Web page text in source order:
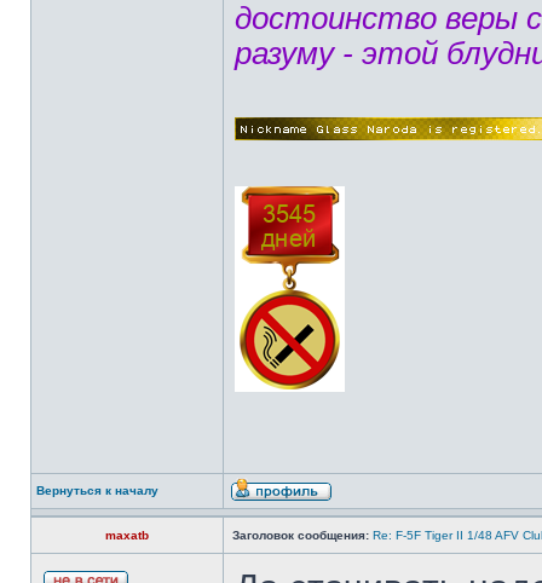
достоинство веры
разуму - этой
Вернуться к началу
maxatb Заголовок сообщения: Re: F-5F Tiger II 1/48 AFV